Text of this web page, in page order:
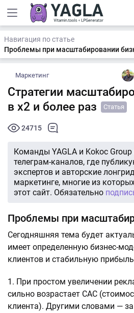
Навигация по статье
Проблемы при масштабировании
Маркетинг
Стратегии
в x2 и более раз
Статья
24715
Команды YAGLA и Kokoc
телеграм-каналов, где
экспертов и авторские
маркетинге, многие из
этот сайт. Обязательно
Проблемы при
Сегодняшняя тема будет
имеет определенную бизнес-
клиентов и стабильную
При простом увеличении
сильно возрастает САС
клиента). Другими словами —